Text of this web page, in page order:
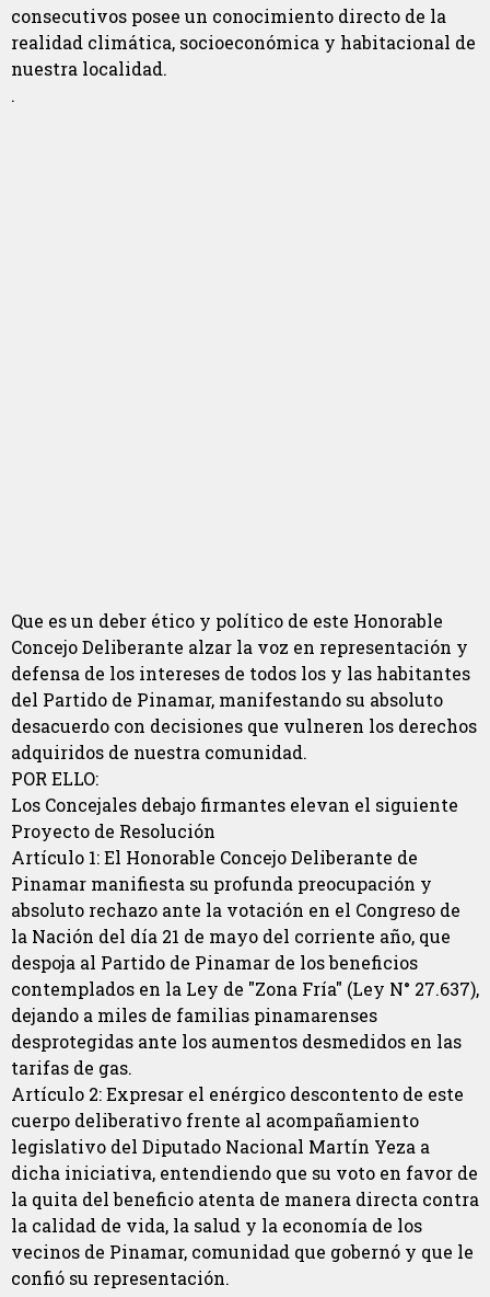
consecutivos posee un conocimiento directo de la
realidad climática, socioeconómica y habitacional de
nuestra localidad.
.
Que es un deber ético y político de este Honorable
Concejo Deliberante alzar la voz en representación y
defensa de los intereses de todos los y las habitantes
del Partido de Pinamar, manifestando su absoluto
desacuerdo con decisiones que vulneren los derechos
adquiridos de nuestra comunidad.
POR ELLO:
Los Concejales debajo firmantes elevan el siguiente
Proyecto de Resolución
Artículo 1: El Honorable Concejo Deliberante de
Pinamar manifiesta su profunda preocupación y
absoluto rechazo ante la votación en el Congreso de
la Nación del día 21 de mayo del corriente año, que
despoja al Partido de Pinamar de los beneficios
contemplados en la Ley de "Zona Fría" (Ley N° 27.637),
dejando a miles de familias pinamarenses
desprotegidas ante los aumentos desmedidos en las
tarifas de gas.
Artículo 2: Expresar el enérgico descontento de este
cuerpo deliberativo frente al acompañamiento
legislativo del Diputado Nacional Martín Yeza a
dicha iniciativa, entendiendo que su voto en favor de
la quita del beneficio atenta de manera directa contra
la calidad de vida, la salud y la economía de los
vecinos de Pinamar, comunidad que gobernó y que le
confió su representación.